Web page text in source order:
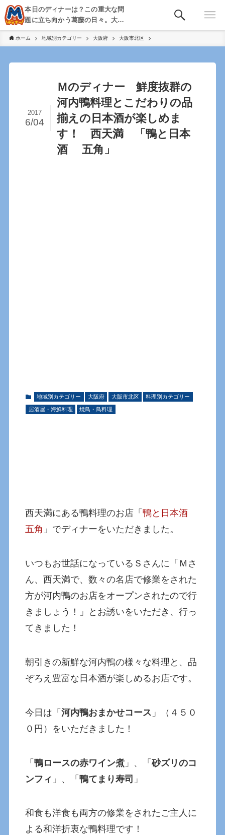
本日のディナーは？この重大な問
題に立ち向かう葛藤の日々。大
阪・京都・神戸を中心とした食べ
歩き、飲み歩きを綴る。
ホーム 地域別カテゴリー 大阪府 大阪市北区
Ｍのディナー 鮮度抜群の
河内鴨料理とこだわりの品
揃えの日本酒が楽しめま
す！ 西天満 「鴨と日本
酒 五角」
2017
6/04
地域別カテゴリー 大阪府 大阪市北区 料理別カテゴリー
居酒屋・海鮮料理 焼鳥・鳥料理
西天満にある鴨料理のお店「鴨と日本酒
五角 」でディナーをいただきました。
いつもお世話になっているＳさんに「Ｍさ
ん、西天満で、数々の名店で修業をされた
方が河内鴨のお店をオープンされたので行
きましょう！」とお誘いをいただき、行っ
てきました！
朝引きの新鮮な河内鴨の様々な料理と、品
ぞろえ豊富な日本酒が楽しめるお店です。
今日は「河内鴨おまかせコース 」（４５０
０円）をいただきました！
「鴨ロースの赤ワイン煮 」、「砂ズリのコ
ンフィ 」、「鴨てまり寿司 」
和食も洋食も両方の修業をされたご主人に
よる和洋折衷な鴨料理です！